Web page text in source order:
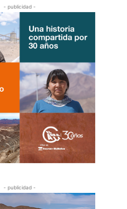
- publicidad -
- publicidad -